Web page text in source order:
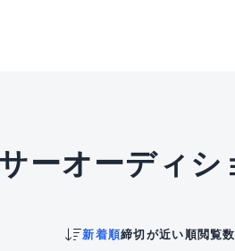
ーオーディシ
新着順締切が近い順閲覧